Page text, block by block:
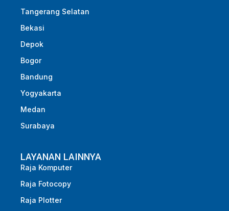
Tangerang Selatan
Bekasi
Depok
Bogor
Bandung
Yogyakarta
Medan
Surabaya
LAYANAN LAINNYA
Raja Komputer
Raja Fotocopy
Raja Plotter